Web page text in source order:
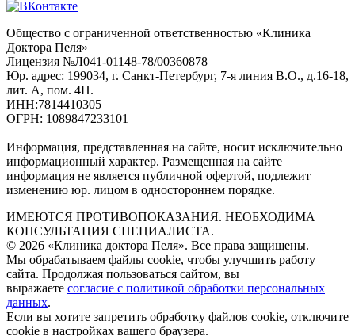
Общество с ограниченной ответственностью «Клиника
Доктора Пеля»
Лицензия №Л041-01148-78/00360878
Юр. адрес: 199034, г. Санкт-Петербург, 7-я линия В.О., д.16-18,
лит. А, пом. 4Н.
ИНН:7814410305
ОГРН: 1089847233101
Информация, представленная на сайте, носит исключительно
информационный характер. Размещенная на сайте
информация не является публичной офертой, подлежит
изменению юр. лицом в одностороннем порядке.
ИМЕЮТСЯ ПРОТИВОПОКАЗАНИЯ. НЕОБХОДИМА
КОНСУЛЬТАЦИЯ СПЕЦИАЛИСТА.
© 2026 «Клиника доктора Пеля». Все права защищены.
Мы обрабатываем файлы cookie, чтобы улучшить работу
сайта. Продолжая пользоваться сайтом, вы
выражаете согласие с политикой обработки персональных
данных.
Если вы хотите запретить обработку файлов cookie, отключите
cookie в настройках вашего браузера.